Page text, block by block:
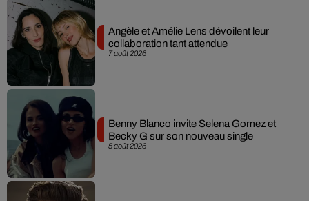
7 août 2026
Angèle et Amélie Lens dévoilent leur
collaboration tant attendue
5 août 2026
Benny Blanco invite Selena Gomez et
Becky G sur son nouveau single